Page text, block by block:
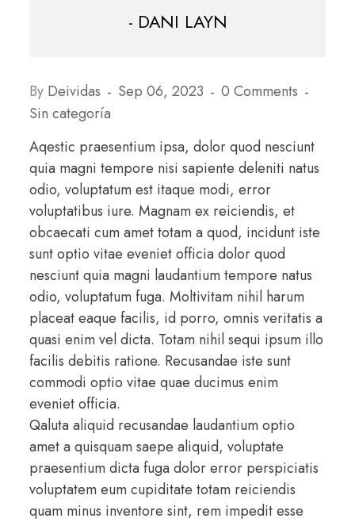
- DANI LAYN
By Deividas Sep 06, 2023
0 Comments
Sin categoría
Aqestic praesentium ipsa, dolor quod nesciunt
quia magni tempore nisi sapiente deleniti natus
odio, voluptatum est itaque modi, error
voluptatibus iure. Magnam ex reiciendis, et
obcaecati cum amet totam a quod, incidunt iste
sunt optio vitae eveniet officia dolor quod
nesciunt quia magni laudantium tempore natus
odio, voluptatum fuga. Moltivitam nihil harum
placeat eaque facilis, id porro, omnis veritatis a
quasi enim vel dicta. Totam nihil sequi ipsum illo
facilis debitis ratione. Recusandae iste sunt
commodi optio vitae quae ducimus enim
eveniet officia.
Qaluta aliquid recusandae laudantium optio
amet a quisquam saepe aliquid, voluptate
praesentium dicta fuga dolor error perspiciatis
voluptatem eum cupiditate totam reiciendis
quam minus inventore sint, rem impedit esse